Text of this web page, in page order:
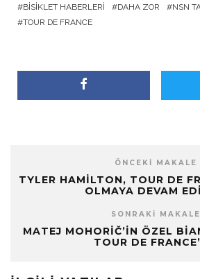
BISIKLET HABERLERI
DAHA ZOR NSN
TOUR DE FRANCE
ÖNCEKI MAKALE
TYLER HAMILTON, TOUR DE
OLMAYA DEVAM
SONRAKI MAKALE
MATEJ MOHORIČ’IN ÖZEL
TOUR DE